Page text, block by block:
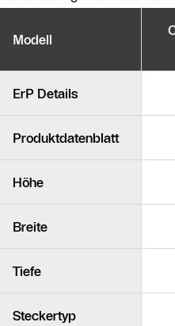
Modell
ErP Details
Produktdatenblatt
Höhe
Breite
Tiefe
Steckertyp